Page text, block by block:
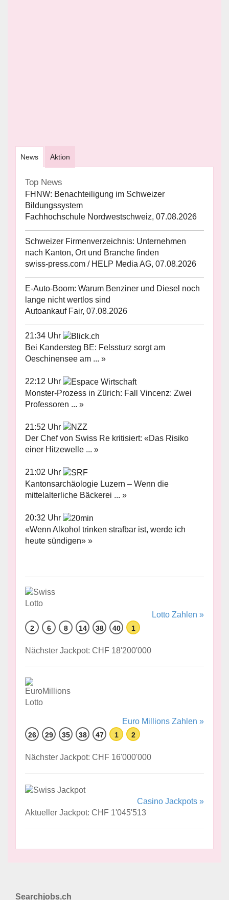
News Aktion
Top News
FHNW: Benachteiligung im Schweizer
Bildungssystem
Fachhochschule Nordwestschweiz, 07.08.2026
Schweizer Firmenverzeichnis: Unternehmen
nach Kanton, Ort und Branche finden
swiss-press.com / HELP Media AG, 07.08.2026
E-Auto-Boom: Warum Benziner und Diesel noch
lange nicht wertlos sind
Autoankauf Fair, 07.08.2026
21:34 Uhr
Bei Kandersteg BE: Felssturz sorgt am
Oeschinensee am ... »
22:12 Uhr
Monster-Prozess in Zürich: Fall Vincenz: Zwei
Professoren ... »
21:52 Uhr
Der Chef von Swiss Re kritisiert: «Das Risiko
einer Hitzewelle ... »
21:02 Uhr
Kantonsarchäologie Luzern – Wenn die
mittelalterliche Bäckerei ... »
20:32 Uhr
«Wenn Alkohol trinken strafbar ist, werde ich
heute sündigen» »
Lotto Zahlen »
2 6 8 14 38 40 1
Nächster Jackpot: CHF 18'200'000
Euro Millions Zahlen »
26 29 35 38 47 1 2
Nächster Jackpot: CHF 16'000'000
Casino Jackpots »
Aktueller Jackpot: CHF 1'045'513
Searchjobs.ch